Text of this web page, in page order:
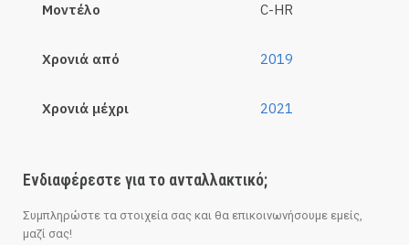
Μοντέλο C-HR
Χρονιά από 2019
Χρονιά μέχρι 2021
Ενδιαφέρεστε για το ανταλλακτικό;
Συμπληρώστε τα στοιχεία σας και θα επικοινωνήσουμε εμείς,
μαζί σας!